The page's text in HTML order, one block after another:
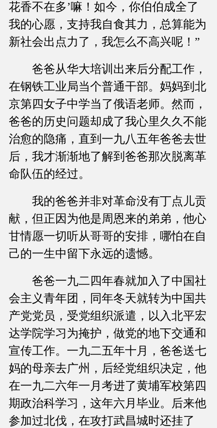
花香不在多’嘛！如今，你伯伯成全了
我的心愿，支持我自食其力，总算能为
新社会出点力了，我怎么不高兴呢！”
爸爸从华大培训出来后分配工作，
在钢铁工业局当个普通干部。妈妈到北
京第四女子中学当了俄语老师。然而，
爸爸的历史问题却成了我心里久久不能
治愈的隐痛，直到一九八五年爸爸去世
后，我才渐渐地了解到爸爸那次脱离革
命队伍的经过。
我的爸爸并非对革命没有丁点儿贡
献，但正因为他是周恩来的弟弟，他心
甘情愿一切听从哥哥的安排，哪怕在自
己的一生中留下永远的遗憾。
爸爸一九二四年春就加入了中国社
会主义青年团，同年冬天就转为中国共
产党党员，受党组织派遣，以入北平宏
达学院学习为掩护，做党的地下交通和
宣传工作。一九二五年十月，爸爸送七
妈的母亲去广州，后经党组织决定，他
在一九二六年一月考进了黄埔军校第四
期政治科学习，这年六月毕业。后来他
参加过北伐，在攻打武昌城时还挂了